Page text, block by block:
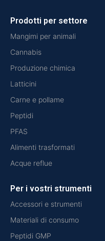
Prodotti per settore
Mangimi per animali
Cannabis
Produzione chimica
Latticini
Carne e pollame
Peptidi
PFAS
Alimenti trasformati
Acque reflue
Per i vostri strumenti
Accessori e strumenti
Materiali di consumo
Peptidi GMP